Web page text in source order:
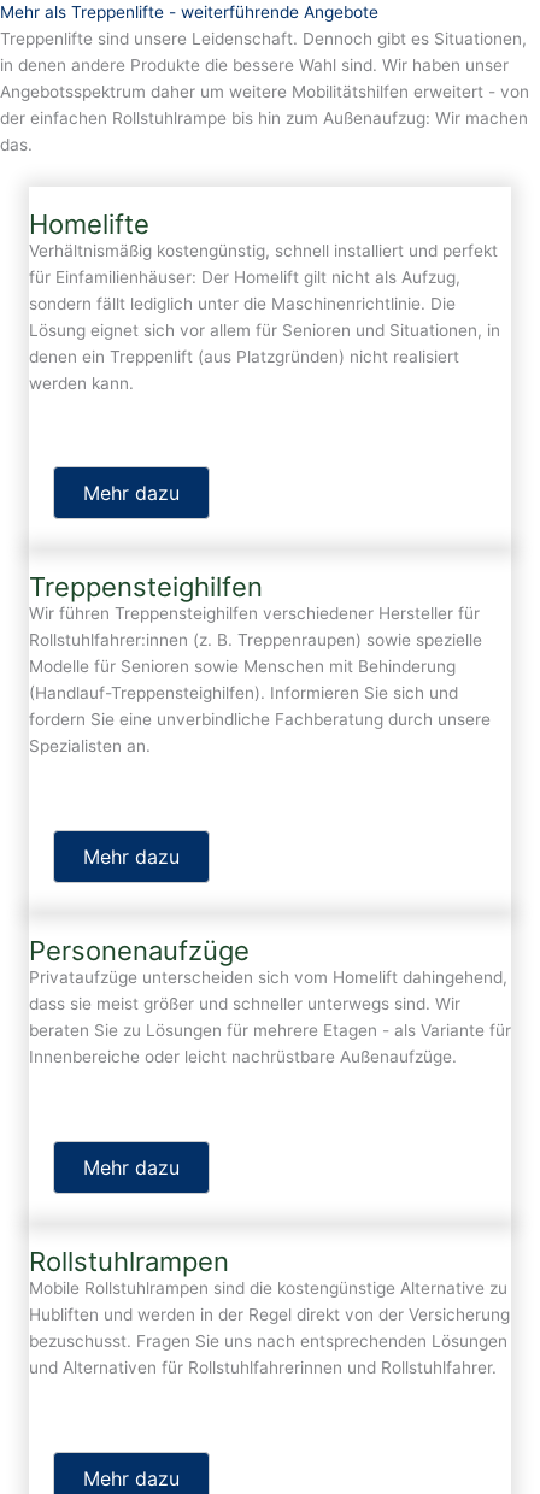
Mehr als Treppenlifte - weiterführende Angebote
Treppenlifte sind unsere Leidenschaft. Dennoch gibt es Situationen,
in denen andere Produkte die bessere Wahl sind. Wir haben unser
Angebotsspektrum daher um weitere Mobilitätshilfen erweitert - von
der einfachen Rollstuhlrampe bis hin zum Außenaufzug: Wir machen
das.
Homelifte
Verhältnismäßig kostengünstig, schnell installiert und perfekt
für Einfamilienhäuser: Der Homelift gilt nicht als Aufzug,
sondern fällt lediglich unter die Maschinenrichtlinie. Die
Lösung eignet sich vor allem für Senioren und Situationen, in
denen ein Treppenlift (aus Platzgründen) nicht realisiert
werden kann.
Mehr dazu
Treppensteighilfen
Wir führen Treppensteighilfen verschiedener Hersteller für
Rollstuhlfahrer:innen (z. B. Treppenraupen) sowie spezielle
Modelle für Senioren sowie Menschen mit Behinderung
(Handlauf-Treppensteighilfen). Informieren Sie sich und
fordern Sie eine unverbindliche Fachberatung durch unsere
Spezialisten an.
Mehr dazu
Personenaufzüge
Privataufzüge unterscheiden sich vom Homelift dahingehend,
dass sie meist größer und schneller unterwegs sind. Wir
beraten Sie zu Lösungen für mehrere Etagen - als Variante für
Innenbereiche oder leicht nachrüstbare Außenaufzüge.
Mehr dazu
Rollstuhlrampen
Mobile Rollstuhlrampen sind die kostengünstige Alternative zu
Hubliften und werden in der Regel direkt von der Versicherung
bezuschusst. Fragen Sie uns nach entsprechenden Lösungen
und Alternativen für Rollstuhlfahrerinnen und Rollstuhlfahrer.
Mehr dazu